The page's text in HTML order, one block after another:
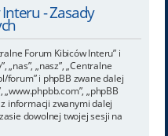
- Zasady
Forum Kibiców Interu” i
„nasz”, „Centralne
forum” i phpBB zwane dalej
„www.phpbb.com”, „phpBB
z informacji zwanymi dalej
dowolnej twojej sesji na